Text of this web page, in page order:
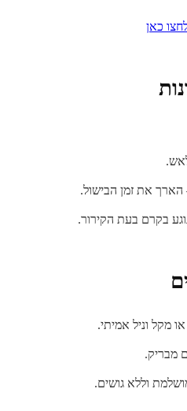
כאן
את זמן הבישול.
בקרם בעת הקירור.
מקל וניל אמיתי.
מבריק.
וללא גושים.